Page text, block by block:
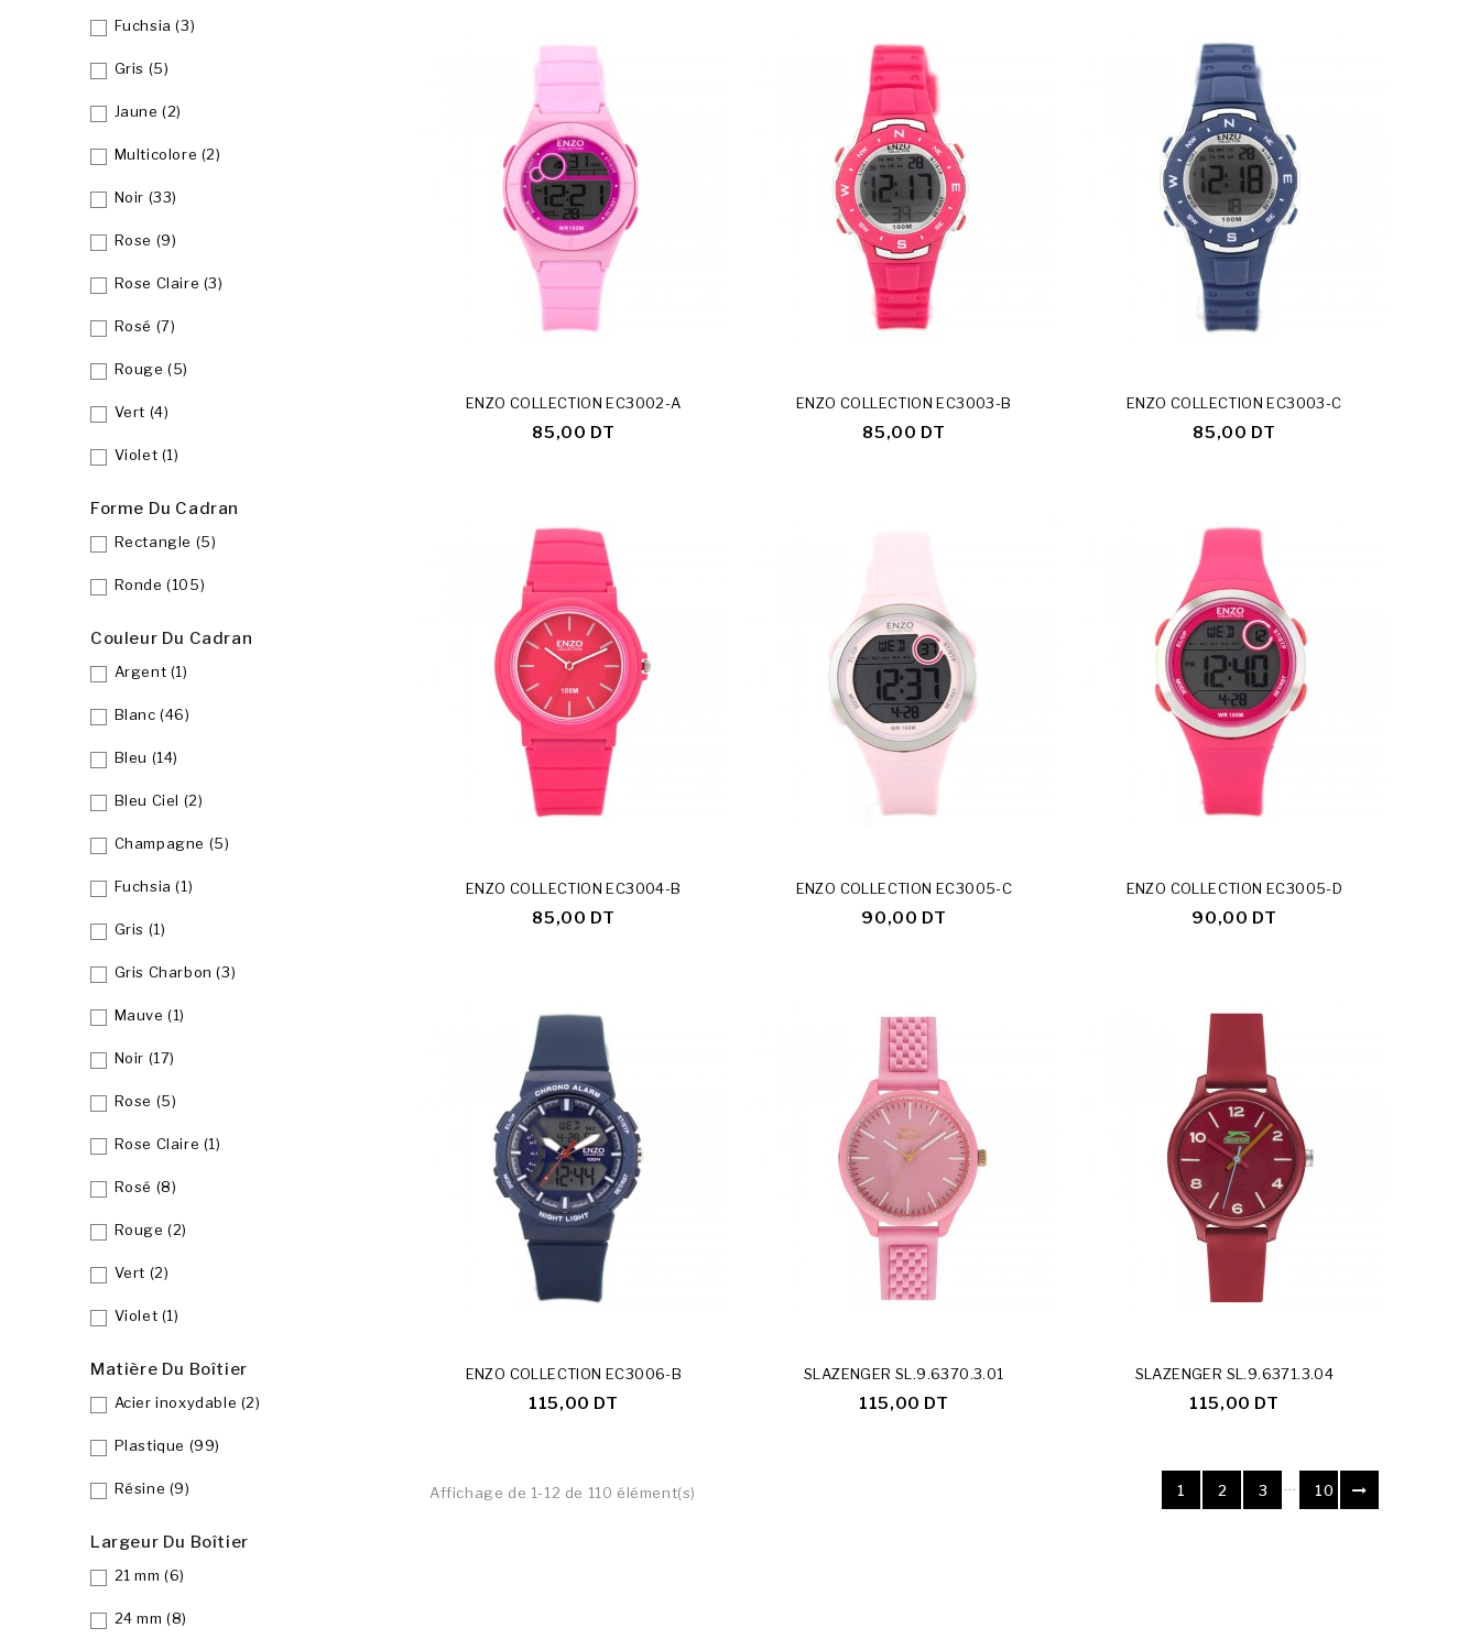
Fuchsia(3)
Gris (5)
Jaune(2)
Multicolore (2)
Noir (33)
Rose (9)
Rose Claire (3)
Rosé (7)
Rouge(5)
Vert (4)
Violet (1)
Forme Du Cadran
Rectangle (5)
Ronde(105)
Couleur Du Cadran
Argent (1)
Blanc(46)
Bleu (14)
Bleu Ciel (2)
Champagne (5)
Fuchsia(1)
Gris (1)
Gris Charbon(3)
Mauve(1)
Noir (17)
Rose (5)
Rose Claire (1)
Rosé (8)
Rouge(2)
Vert (2)
Violet (1)
Matière Du Boîtier
Acier inoxydable (2)
Plastique (99)
Résine (9)
Largeur Du Boîtier
21 mm(6)
24 mm(8)
ENZO COLLECTION EC3002-A
85,00 DT
ENZO COLLECTION EC3003-B
85,00 DT
ENZO COLLECTION EC3003-C
85,00 DT
ENZO COLLECTION EC3004-B
85,00 DT
ENZO COLLECTION EC3005-C
90,00 DT
ENZO COLLECTION EC3005-D
90,00 DT
ENZO COLLECTION EC3006-B
115,00 DT
SLAZENGER SL.9.6370.3.01
115,00 DT
SLAZENGER SL.9.6371.3.04
115,00 DT
Affichage de 1-12 de 110 élément(s) 1 2 3 10